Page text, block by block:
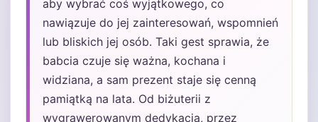
aby wybrać coś wyjątkowego, co
nawiązuje do jej zainteresowań, wspomnień
lub bliskich jej osób. Taki gest sprawia, że
babcia czuje się ważna, kochana i
widziana, a sam prezent staje się cenną
pamiątką na lata. Od biżuterii z
wygrawerowanym dedykacją, przez